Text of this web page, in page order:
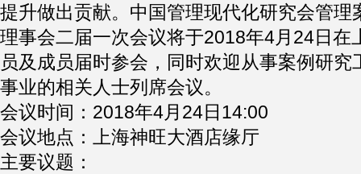
提升做出贡献。中国管理现代化研究会管理
理事会二届一次会议将于2018年4月24日在
员及成员届时参会，同时欢迎从事案例研究
事业的相关人士列席会议。
会议时间：2018年4月24日14:00
会议地点：上海神旺大酒店缘厅
主要议题：